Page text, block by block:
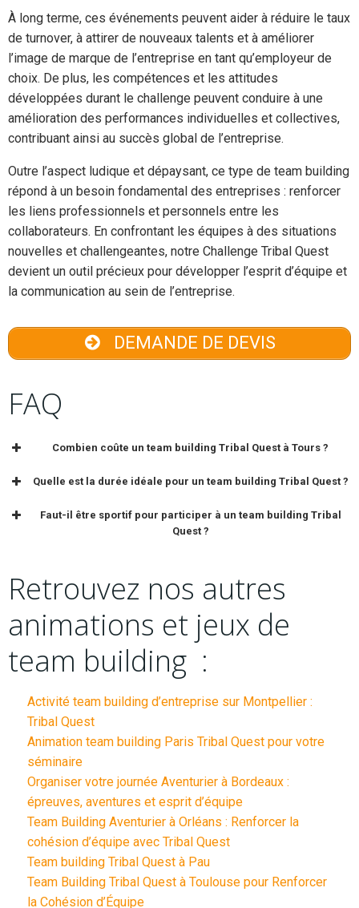
À long terme, ces événements peuvent aider à réduire le taux
de turnover, à attirer de nouveaux talents et à améliorer
l’image de marque de l’entreprise en tant qu’employeur de
choix. De plus, les compétences et les attitudes
développées durant le challenge peuvent conduire à une
amélioration des performances individuelles et collectives,
contribuant ainsi au succès global de l’entreprise.
Outre l’aspect ludique et dépaysant, ce type de team building
répond à un besoin fondamental des entreprises : renforcer
les liens professionnels et personnels entre les
collaborateurs. En confrontant les équipes à des situations
nouvelles et challengeantes, notre Challenge Tribal Quest
devient un outil précieux pour développer l’esprit d’équipe et
la communication au sein de l’entreprise.
DEMANDE DE DEVIS
FAQ
Combien coûte un team building Tribal Quest à Tours ?
Quelle est la durée idéale pour un team building Tribal Quest ?
Faut-il être sportif pour participer à un team building Tribal
Quest ?
Retrouvez nos autres
animations et jeux de
team building :
Activité team building d’entreprise sur Montpellier :
Tribal Quest
Animation team building Paris Tribal Quest pour votre
séminaire
Organiser votre journée Aventurier à Bordeaux :
épreuves, aventures et esprit d’équipe
Team Building Aventurier à Orléans : Renforcer la
cohésion d’équipe avec Tribal Quest
Team building Tribal Quest à Pau
Team Building Tribal Quest à Toulouse pour Renforcer
la Cohésion d’Équipe